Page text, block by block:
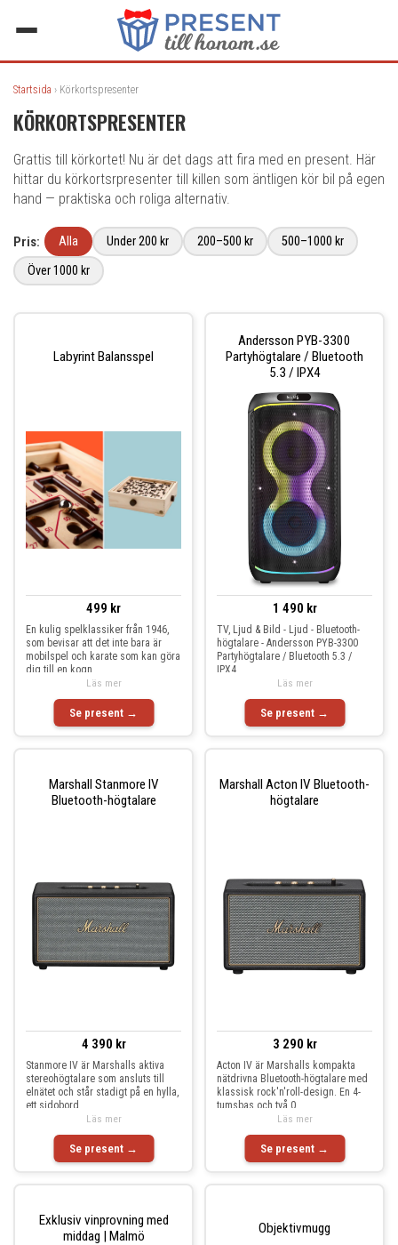
Startsida › Körkortspresenter
KÖRKORTSPRESENTER
Grattis till körkortet! Nu är det dags att fira med en present. Här
hittar du körkortsrpresenter till killen som äntligen kör bil på egen
hand — praktiska och roliga alternativ.
Pris: Alla Under 200 kr 200–500 kr
500–1000 kr
Över 1000 kr
Labyrint Balansspel
499 kr
En kulig spelklassiker från 1946,
som bevisar att det inte bara är
mobilspel och karate som kan göra
dig till en kogn
Se present →
Läs mer
Andersson PYB-3300
Partyhögtalare / Bluetooth
5.3 / IPX4
1 490 kr
TV, Ljud & Bild - Ljud - Bluetooth-
högtalare - Andersson PYB-3300
Partyhögtalare / Bluetooth 5.3 /
IPX4
Se present →
Läs mer
Marshall Stanmore IV
Bluetooth-högtalare
4 390 kr
Stanmore IV är Marshalls aktiva
stereohögtalare som ansluts till
elnätet och står stadigt på en hylla,
ett sidobord
Se present →
Läs mer
Marshall Acton IV Bluetooth-
högtalare
3 290 kr
Acton IV är Marshalls kompakta
nätdrivna Bluetooth-högtalare med
klassisk rock'n'roll-design. En 4-
tumsbas och två 0
Se present →
Läs mer
Exklusiv vinprovning med
middag | Malmö
Objektivmugg